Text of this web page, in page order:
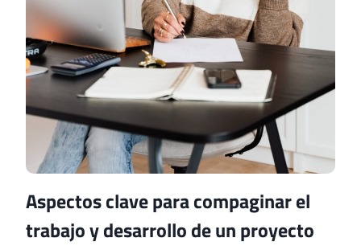
Aspectos clave para compaginar el
trabajo y desarrollo de un proyecto